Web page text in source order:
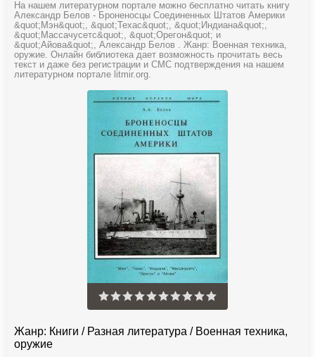
На нашем литературном портале можно бесплатно читать книгу
Александр Белов - Броненосцы Соединенных Штатов Америки
&quot;Мэн&quot;, &quot;Техас&quot;, &quot;Индиана&quot;,
&quot;Массачусетс&quot;, &quot;Орегон&quot; и
&quot;Айова&quot;, Александр Белов . Жанр: Военная техника,
оружие. Онлайн библиотека дает возможность прочитать весь
текст и даже без регистрации и СМС подтверждения на нашем
литературном портале litmir.org.
Жанр: Книги / Разная литература / Военная техника,
оружие